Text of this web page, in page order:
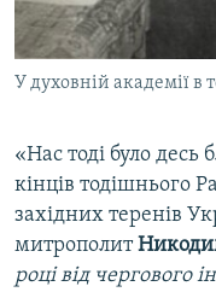
У духовній академії в
«Нас тоді було десь
кінців тодішнього
західних теренів
митрополит
році від чергового